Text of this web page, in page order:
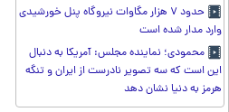
حدود ۷ هزار مگاوات نیروگاه پنل خورشیدی
وارد مدار شده است
محمودی؛ نماینده مجلس: آمریکا به دنبال
این است که سه تصویر نادرست از ایران و تنگه
هرمز به دنیا نشان دهد